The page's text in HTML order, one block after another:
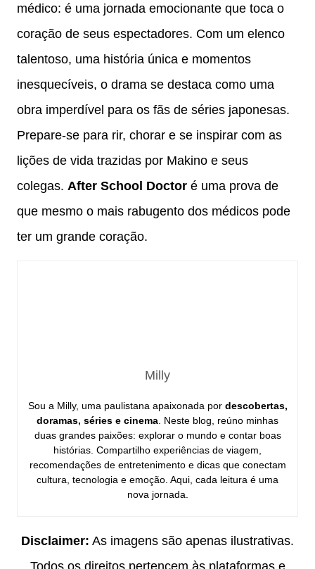
médico: é uma jornada emocionante que toca o
coração de seus espectadores. Com um elenco
talentoso, uma história única e momentos
inesquecíveis, o drama se destaca como uma
obra imperdível para os fãs de séries japonesas.
Prepare-se para rir, chorar e se inspirar com as
lições de vida trazidas por Makino e seus
colegas. After School Doctor é uma prova de
que mesmo o mais rabugento dos médicos pode
ter um grande coração.
Milly
Sou a Milly, uma paulistana apaixonada por descobertas,
doramas, séries e cinema . Neste blog, reúno minhas
duas grandes paixões: explorar o mundo e contar boas
histórias. Compartilho experiências de viagem,
recomendações de entretenimento e dicas que conectam
cultura, tecnologia e emoção. Aqui, cada leitura é uma
nova jornada.
Disclaimer: As imagens são apenas ilustrativas.
Todos os direitos pertencem às plataformas e